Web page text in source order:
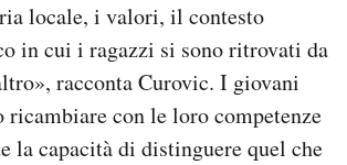
locale, i valori, il contesto
in cui i ragazzi si sono ritrovati da
racconta Curovic. I giovani
ricambiare con le loro competenze
la capacità di distinguere quel che